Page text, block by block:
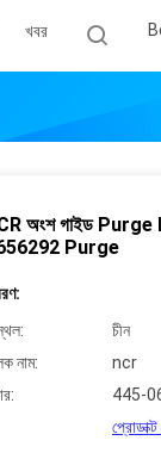
খবর
অংশ গাইড
Purge
চীন
নাম:
ncr
445-